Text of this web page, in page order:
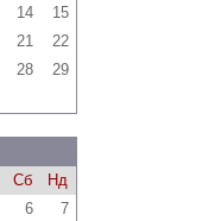
14
15
21
22
28
29
Сб
Нд
6
7